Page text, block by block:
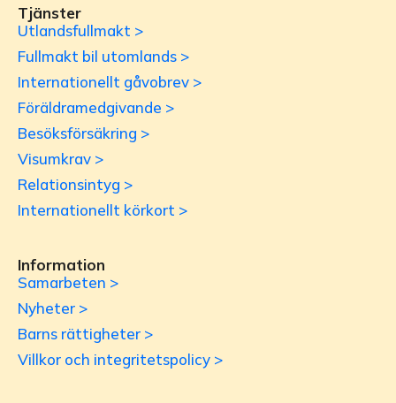
Tjänster
Utlandsfullmakt >
Fullmakt bil utomlands >
Internationellt gåvobrev >
Föräldramedgivande >
Besöksförsäkring >
Visumkrav >
Relationsintyg >
Internationellt körkort >
Information
Samarbeten >
Nyheter >
Barns rättigheter >
Villkor och integritetspolicy >